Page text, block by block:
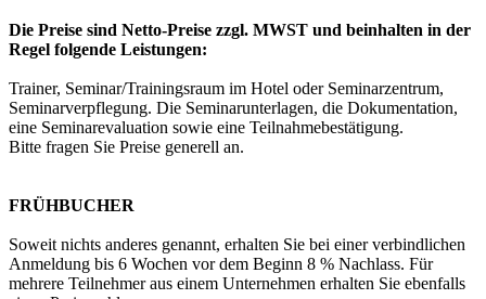
Die Preise sind Netto-Preise zzgl. MWST und beinhalten in der
Regel folgende Leistungen:
Trainer, Seminar/Trainingsraum im Hotel oder Seminarzentrum,
Seminarverpflegung. Die Seminarunterlagen, die Dokumentation,
eine Seminarevaluation sowie eine Teilnahmebestätigung.
Bitte fragen Sie Preise generell an.
FRÜHBUCHER
Soweit nichts anderes genannt, erhalten Sie bei einer verbindlichen
Anmeldung bis 6 Wochen vor dem Beginn 8 % Nachlass. Für
mehrere Teilnehmer aus einem Unternehmen erhalten Sie ebenfalls